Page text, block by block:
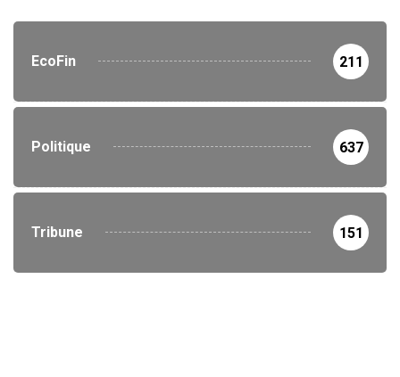
EcoFin 211
Politique 637
Tribune 151